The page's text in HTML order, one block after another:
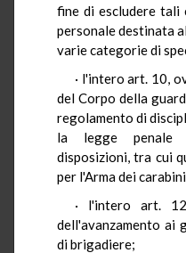
fine di escludere tali
personale destinata
varie categorie di
· l'intero art. 10,
del Corpo della
regolamento di
la legge penale
disposizioni, tra cui
per l'Arma dei
· l'intero art.
dell'avanzamento ai
di brigadiere;